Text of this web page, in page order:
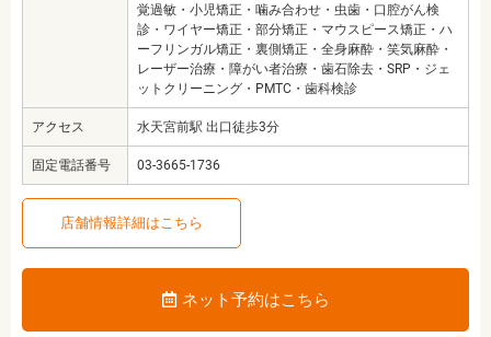
覚過敏・小児矯正・噛み合わせ・虫歯・口腔がん検
診・ワイヤー矯正・部分矯正・マウスピース矯正・ハ
ーフリンガル矯正・裏側矯正・全身麻酔・笑気麻酔・
レーザー治療・障がい者治療・歯石除去・SRP・ジェ
ットクリーニング・PMTC・歯科検診
アクセス 水天宮前駅 出口徒歩3分
固定電話番号 03-3665-1736
店舗情報詳細はこちら
ネット予約はこちら